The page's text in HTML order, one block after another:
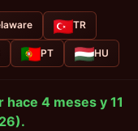
TR
PT HU
4 meses y 11